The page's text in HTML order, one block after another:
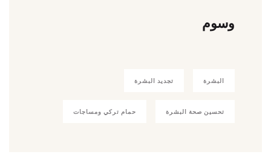
وسوم
البشرة تجديد البشرة
تحسين صحة البشرة حمام تركي ومساجات